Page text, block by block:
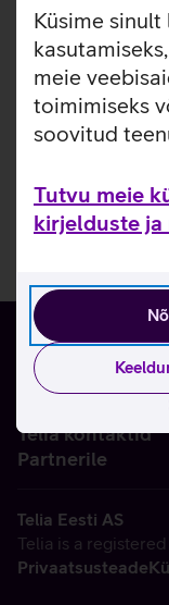
Küsime
meie
toimimiseks
soovitud
Tutvu meie
kirjelduste ja
Telia kontaktid
Partnerile
Telia Eesti AS
Telia is a
Privaatsusteade